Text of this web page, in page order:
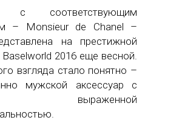
с соответствующим
– Monsieur de Chanel –
на престижной
Baselworld 2016 еще весной.
взгляда стало понятно –
мужской аксессуар с
выраженной